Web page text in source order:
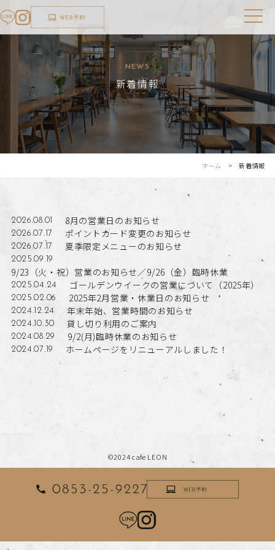
NEWS
新着情報
ホーム > 新着情報
2026.08.01 8月の営業日のお知らせ
2026.07.17 ポイントカード変更のお知らせ
2026.07.17 夏季限定メニューのお知らせ
2025.09.19
9/23（火・祝）営業のお知らせ／9/26（金）臨時休業
2025.04.24 ゴールデンウイークの営業について（2025年）
2025.02.06 2025年2月営業・休業日のお知らせ
2024.12.24 年末年始、営業時間のお知らせ
2024.10.30 貸し切り利用のご案内
2024.08.29 9/2(月)臨時休業のお知らせ
2024.07.19 ホームページをリニューアルしました！
©2024 cafe LEON